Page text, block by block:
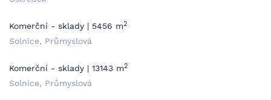
Komerční - sklady | 5456 m2
Solnice, Průmyslová
Komerční - sklady | 13143 m2
Solnice, Průmyslová